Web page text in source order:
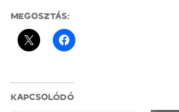
MEGOSZTÁS:
KAPCSOLÓDÓ